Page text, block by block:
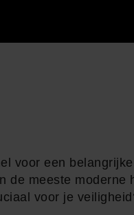
voor een
de meeste moderne
voor je